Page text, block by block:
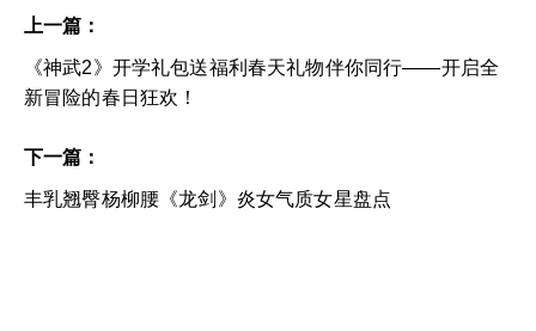
上一篇：
《神武2》开学礼包送福利春天礼物伴你同行——开启全
新冒险的春日狂欢！
下一篇：
丰乳翘臀杨柳腰《龙剑》炎女气质女星盘点